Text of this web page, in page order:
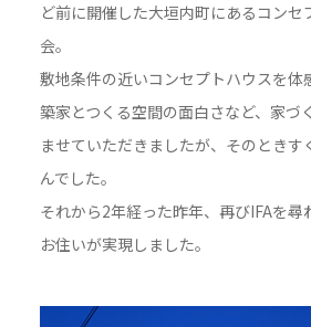
ど前に開催した大垣内町にあるコンセ
会。
敷地条件の近いコンセプトハウスを体
築家とつくる空間の面白さなど、家づ
ませていただきましたが、そのときす
んでした。
それから2年経った昨年、再びIFAを尋
お住いが実現しました。